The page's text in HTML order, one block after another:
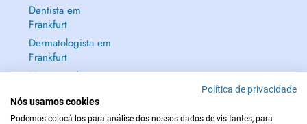
Dentista em
Frankfurt
Dermatologista em
Frankfurt
Mostrar tudo →
Política de privacidade
Nós usamos cookies
Podemos colocá-los para análise dos nossos dados de visitantes, para